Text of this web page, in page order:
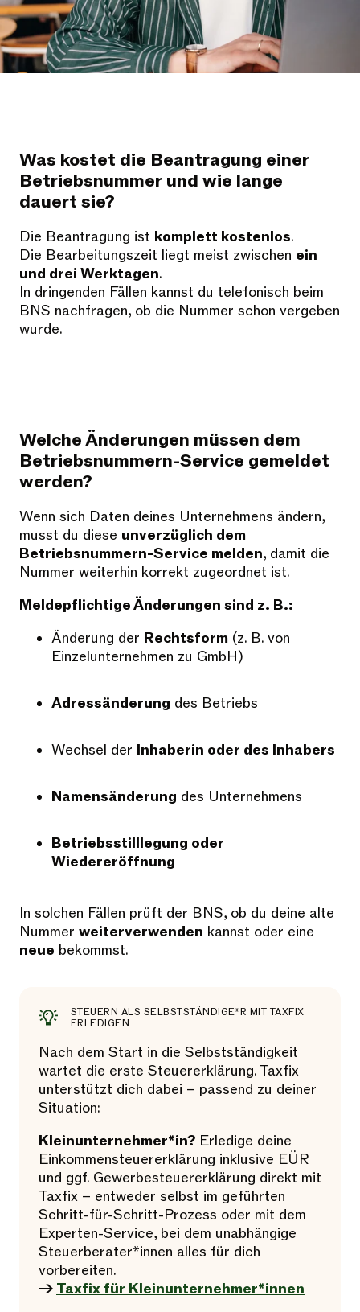
Was kostet die Beantragung einer
Betriebsnummer und wie lange
dauert sie?
Die Beantragung ist komplett kostenlos.
Die Bearbeitungszeit liegt meist zwischen ein
und drei Werktagen.
In dringenden Fällen kannst du telefonisch beim
BNS nachfragen, ob die Nummer schon vergeben
wurde.
Welche Änderungen müssen dem
Betriebsnummern-Service gemeldet
werden?
Wenn sich Daten deines Unternehmens ändern,
musst du diese unverzüglich dem
Betriebsnummern-Service melden, damit die
Nummer weiterhin korrekt zugeordnet ist.
Meldepflichtige Änderungen sind z. B.:
Änderung der Rechtsform (z. B. von
Einzelunternehmen zu GmbH)
Adressänderung des Betriebs
Wechsel der Inhaberin oder des Inhabers
Namensänderung des Unternehmens
Betriebsstilllegung oder
Wiedereröffnung
In solchen Fällen prüft der BNS, ob du deine alte
Nummer weiterverwenden kannst oder eine
neue bekommst.
STEUERN ALS SELBSTSTÄNDIGE*R MIT TAXFIX
ERLEDIGEN
Nach dem Start in die Selbstständigkeit
wartet die erste Steuererklärung. Taxfix
unterstützt dich dabei – passend zu deiner
Situation:
Kleinunternehmer*in? Erledige deine
Einkommensteuererklärung inklusive EÜR
und ggf. Gewerbesteuererklärung direkt mit
Taxfix – entweder selbst im geführten
Schritt-für-Schritt-Prozess oder mit dem
Experten-Service, bei dem unabhängige
Steuerberater*innen alles für dich
vorbereiten.
→ Taxfix für Kleinunternehmer*innen